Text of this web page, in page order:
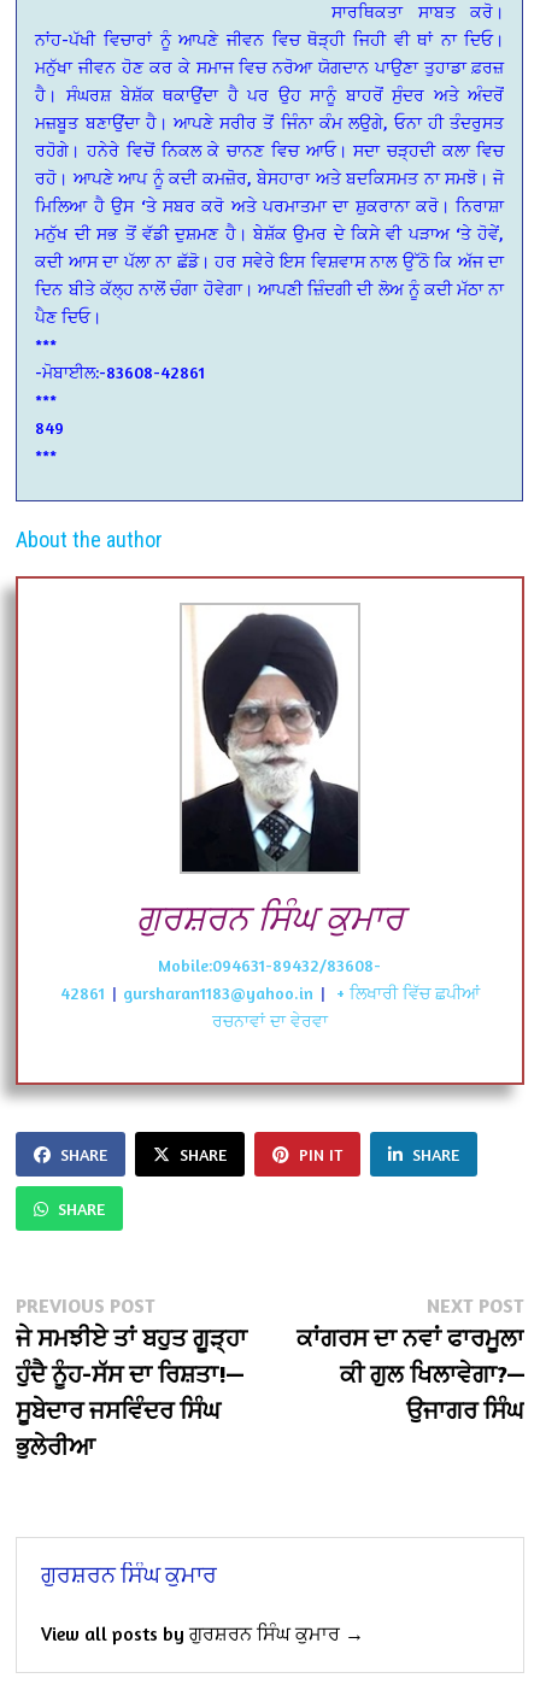
ਸਾਰਥਿਕਤਾ ਸਾਬਤ ਕਰੋ।
ਨਾਂਹ-ਪੱਖੀ ਵਿਚਾਰਾਂ ਨੂੰ ਆਪਣੇ ਜੀਵਨ ਵਿਚ ਥੋੜ੍ਹੀ ਜਿਹੀ ਵੀ ਥਾਂ ਨਾ ਦਿਓ।
ਮਨੁੱਖਾ ਜੀਵਨ ਹੋਣ ਕਰ ਕੇ ਸਮਾਜ ਵਿਚ ਨਰੋਆ ਯੋਗਦਾਨ ਪਾਉਣਾ ਤੁਹਾਡਾ ਫ਼ਰਜ਼
ਹੈ। ਸੰਘਰਸ਼ ਬੇਸ਼ੱਕ ਥਕਾਉਂਦਾ ਹੈ ਪਰ ਉਹ ਸਾਨੂੰ ਬਾਹਰੋਂ ਸੁੰਦਰ ਅਤੇ ਅੰਦਰੋਂ
ਮਜ਼ਬੂਤ ਬਣਾਉਂਦਾ ਹੈ। ਆਪਣੇ ਸਰੀਰ ਤੋਂ ਜਿੰਨਾ ਕੰਮ ਲਉਗੇ, ਓਨਾ ਹੀ ਤੰਦਰੁਸਤ
ਰਹੋਗੇ। ਹਨੇਰੇ ਵਿਚੋਂ ਨਿਕਲ ਕੇ ਚਾਨਣ ਵਿਚ ਆਓ। ਸਦਾ ਚੜ੍ਹਦੀ ਕਲਾ ਵਿਚ
ਰਹੋ। ਆਪਣੇ ਆਪ ਨੂੰ ਕਦੀ ਕਮਜ਼ੋਰ, ਬੇਸਹਾਰਾ ਅਤੇ ਬਦਕਿਸਮਤ ਨਾ ਸਮਝੋ। ਜੋ
ਮਿਲਿਆ ਹੈ ਉਸ ‘ਤੇ ਸਬਰ ਕਰੋ ਅਤੇ ਪਰਮਾਤਮਾ ਦਾ ਸ਼ੁਕਰਾਨਾ ਕਰੋ। ਨਿਰਾਸ਼ਾ
ਮਨੁੱਖ ਦੀ ਸਭ ਤੋਂ ਵੱਡੀ ਦੁਸ਼ਮਣ ਹੈ। ਬੇਸ਼ੱਕ ਉਮਰ ਦੇ ਕਿਸੇ ਵੀ ਪੜਾਅ ‘ਤੇ ਹੋਵੇਂ,
ਕਦੀ ਆਸ ਦਾ ਪੱਲਾ ਨਾ ਛੱਡੋ। ਹਰ ਸਵੇਰੇ ਇਸ ਵਿਸ਼ਵਾਸ ਨਾਲ ਉੱਠੋ ਕਿ ਅੱਜ ਦਾ
ਦਿਨ ਬੀਤੇ ਕੱਲ੍ਹ ਨਾਲੋਂ ਚੰਗਾ ਹੋਵੇਗਾ। ਆਪਣੀ ਜ਼ਿੰਦਗੀ ਦੀ ਲੋਅ ਨੂੰ ਕਦੀ ਮੱਠਾ ਨਾ
ਪੈਣ ਦਿਓ।
***
-ਮੋਬਾਈਲ:-83608-42861
***
849
***
About the author
ਗੁਰਸ਼ਰਨ ਸਿੰਘ ਕੁਮਾਰ
Mobile:094631-89432/83608-
42861 | gursharan1183@yahoo.in |
+ ਲਿਖਾਰੀ ਵਿੱਚ ਛਪੀਆਂ
ਰਚਨਾਵਾਂ ਦਾ ਵੇਰਵਾ
SHARE SHARE PIN IT SHARE
SHARE
Post
navigation
PREVIOUS POSTPrevious
post:
ਜੇ ਸਮਝੀਏ ਤਾਂ ਬਹੁਤ ਗੂੜ੍ਹਾ
ਹੁੰਦੈ ਨੂੰਹ-ਸੱਸ ਦਾ ਰਿਸ਼ਤਾ!—
ਸੂਬੇਦਾਰ ਜਸਵਿੰਦਰ ਸਿੰਘ
ਭੁਲੇਰੀਆ
NEXT POST
ਕਾਂਗਰਸ ਦਾ ਨਵਾਂ ਫਾਰਮੂਲਾ
ਕੀ ਗੁਲ ਖਿਲਾਵੇਗਾ?—
ਉਜਾਗਰ ਸਿੰਘ
ਗੁਰਸ਼ਰਨ ਸਿੰਘ ਕੁਮਾਰ
View all posts by ਗੁਰਸ਼ਰਨ ਸਿੰਘ ਕੁਮਾਰ →